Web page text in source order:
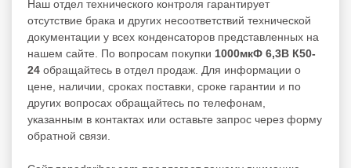
Наш отдел технического контроля гарантирует
отсутствие брака и других несоответствий технической
документации у всех конденсаторов представленных на
нашем сайте. По вопросам покупки 1000мкФ 6,3В К50-
24 обращайтесь в отдел продаж. Для информации о
цене, наличии, сроках поставки, сроке гарантии и по
других вопросах обращайтесь по телефонам,
указанным в контактах или оставьте запрос через форму
обратной связи.